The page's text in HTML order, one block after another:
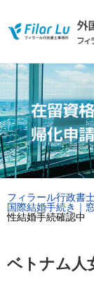
フィラール行政書
国際結婚手続き｜
性結婚手続確認中
ベトナム人